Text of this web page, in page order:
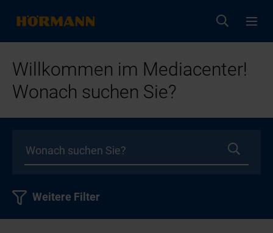
Willkommen im Mediacenter!
Wonach suchen Sie?
Weitere Filter